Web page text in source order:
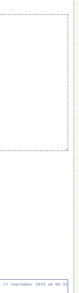
27 september 2019 om 06:32